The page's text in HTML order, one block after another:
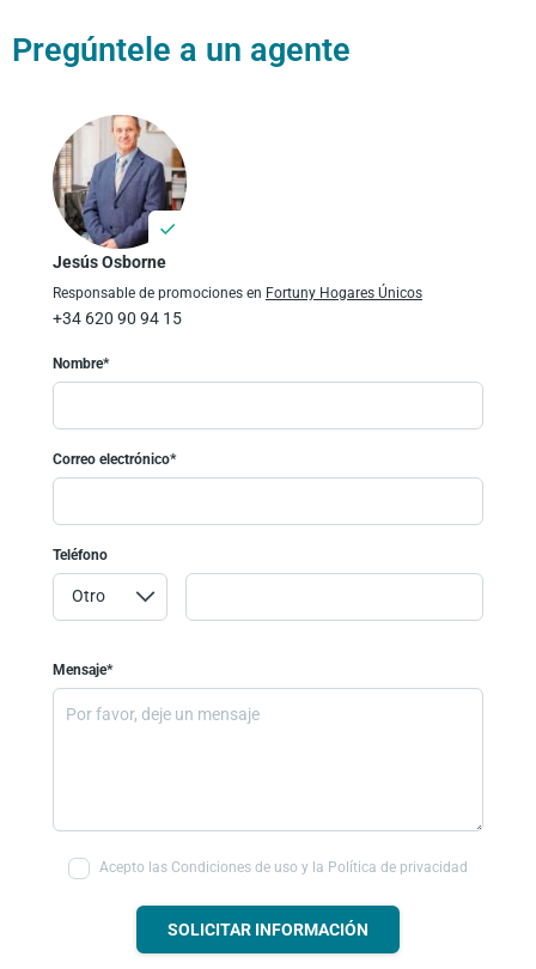
Pregúntele a un agente
Jesús Osborne
Responsable de promociones en Fortuny Hogares Únicos
+34 620 90 94 15
Nombre*
Correo electrónico*
Teléfono
Mensaje*
Acepto las Condiciones de uso y la Política de privacidad
SOLICITAR INFORMACIÓN